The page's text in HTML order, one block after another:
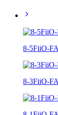
8-5FiiO-
8-3FiiO-